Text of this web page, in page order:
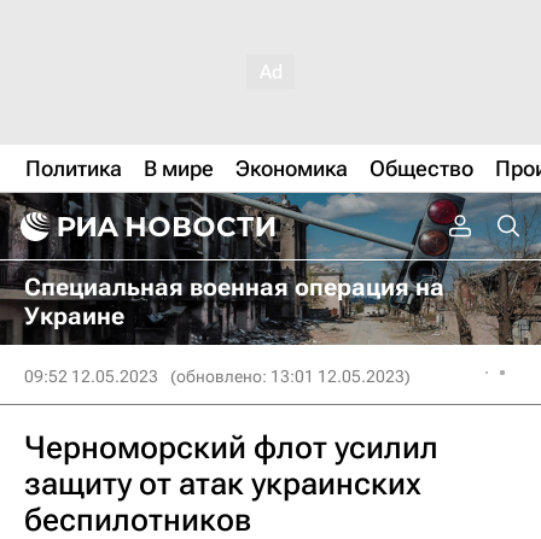
Политика В мире Экономика Общество
Специальная военная операция на
Украине
09:52 12.05.2023 (обновлено: 13:01 12.05.2023)
Черноморский флот усилил
защиту от атак украинских
беспилотников